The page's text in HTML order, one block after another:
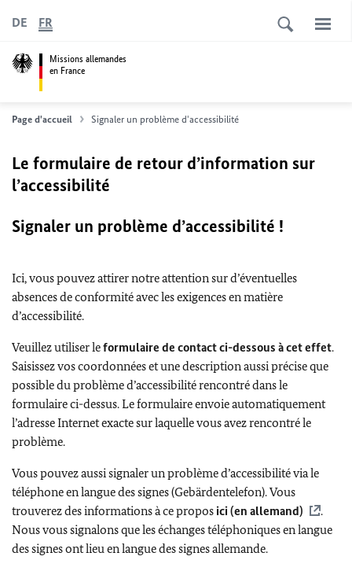
Missions allemandes
en France
DE FR
Page d'accueil Signaler un problème d'accessibilité
Le formulaire de retour d’information sur
l’accessibilité
Signaler un problème d’accessibilité !
Ici, vous pouvez attirer notre attention sur d’éventuelles
absences de conformité avec les exigences en matière
d’accessibilité.
Veuillez utiliser leformulaire de contact ci-dessous à cet effet.
Saisissez vos coordonnées et une description aussi précise que
possible du problème d’accessibilité rencontré dans le
formulaire ci-dessus. Le formulaire envoie automatiquement
l’adresse Internet exacte sur laquelle vous avez rencontré le
problème.
Vous pouvez aussi signaler un problème d’accessibilité via le
téléphone en langue des signes (Gebärdentelefon). Vous
trouverez des informations à ce propos ici (en allemand)
.
Nous vous signalons que les échanges téléphoniques en langue
des signes ont lieu en langue des signes allemande.